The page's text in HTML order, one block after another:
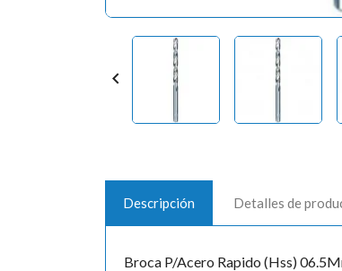

Descripción Detalles de
Broca P/Acero Rapido (Hss)